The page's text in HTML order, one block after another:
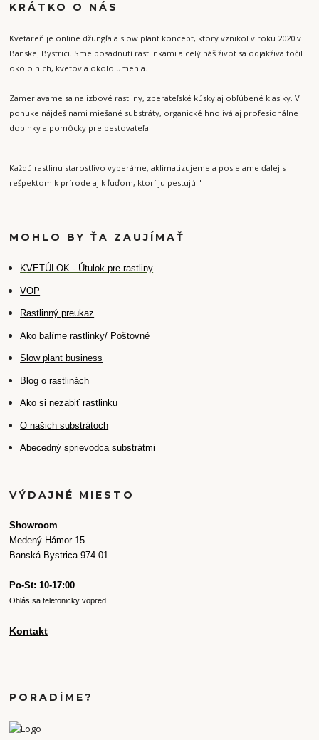
KRÁTKO O NÁS
Kvetáreň je online džungľa a slow plant koncept, ktorý vznikol v roku 2020 v
Banskej Bystrici. Sme posadnutí rastlinkami a celý náš život sa odjakživa točil
okolo nich, kvetov a okolo umenia.
Zameriavame sa na izbové rastliny, zberateľské kúsky aj obľúbené klasiky. V
ponuke nájdeš nami miešané substráty, organické hnojivá aj profesionálne
doplnky a pomôcky pre pestovateľa.
Každú rastlinu starostlivo vyberáme, aklimatizujeme a posielame ďalej s
rešpektom k prírode aj k ľuďom, ktorí ju pestujú."
MOHLO BY ŤA ZAUJÍMAŤ
KVETÚLOK - Útulok pre rastliny
VOP
Rastlinný preukaz
Ako balíme rastlinky/ Poštovné
Slow plant business
Blog o rastlinách
Ako si nezabiť rastlinku
O našich substrátoch
Abecedný sprievodca substrátmi
VÝDAJNÉ MIESTO
Showroom
Medený Hámor 15
Banská Bystrica 974 01
Po-St: 10-17:00
Ohlás sa telefonicky vopred
Kontakt
PORADÍME?